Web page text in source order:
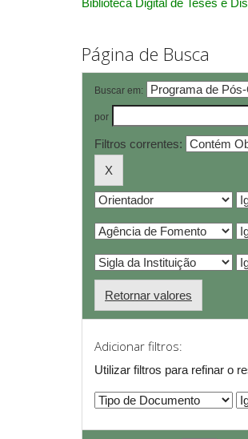
Biblioteca Digital de Teses e
Página de Busca
Buscar em:
por
Filtros correntes:
Retornar valores
Adicionar filtros:
Utilizar filtros para refinar o